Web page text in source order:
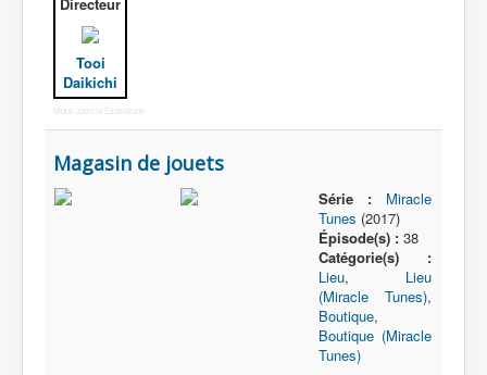
Tooi
Daikichi
More Joomla Extensions
Magasin de jouets
Série :
Miracle
Tunes (2017)
Épisode(s) :38
Catégorie(s) :
Lieu, Lieu
(Miracle Tunes),
Boutique,
Boutique (Miracle
Tunes)